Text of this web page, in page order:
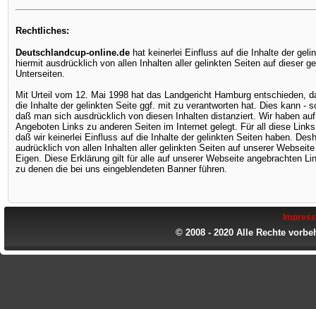
Rechtliches:
Deutschlandcup-online.de hat keinerlei Einfluss auf die Inhalte der
hiermit ausdrücklich von allen Inhalten aller gelinkten Seiten auf dieser
Unterseiten.
Mit Urteil vom 12. Mai 1998 hat das Landgericht Hamburg entschieden,
die Inhalte der gelinkten Seite ggf. mit zu verantworten hat. Dies kann -
daß man sich ausdrücklich von diesen Inhalten distanziert. Wir haben
Angeboten Links zu anderen Seiten im Internet gelegt. Für all diese
daß wir keinerlei Einfluss auf die Inhalte der gelinkten Seiten haben.
audrücklich von allen Inhalten aller gelinkten Seiten auf unserer
Eigen. Diese Erklärung gilt für alle auf unserer Webseite angebrachten
zu denen die bei uns eingeblendeten Banner führen.
© 2008 - 2020 Alle Rechte